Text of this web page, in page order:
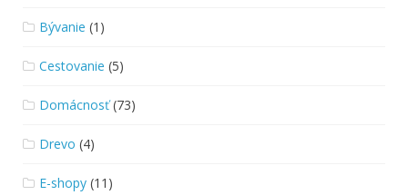
Bývanie (1)
Cestovanie (5)
Domácnosť(73)
Drevo (4)
E-shopy (11)